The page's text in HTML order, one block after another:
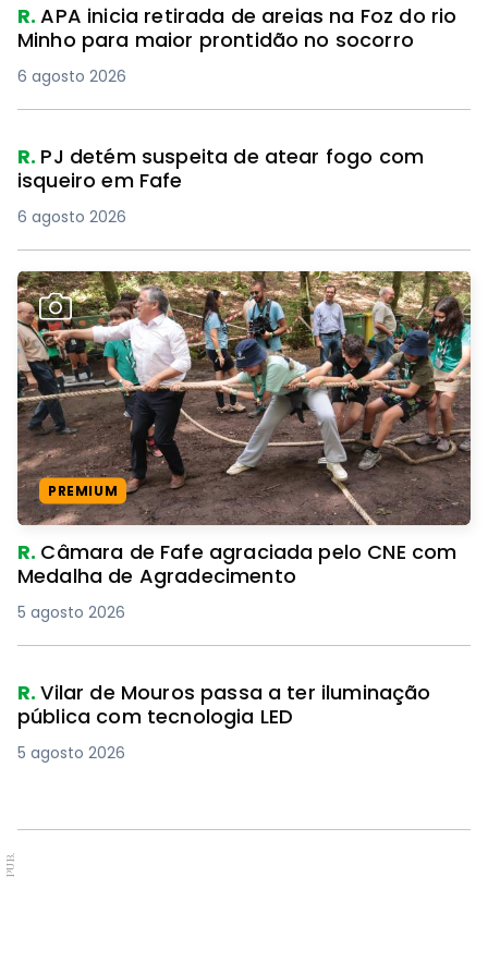
R.APA inicia retirada de areias na Foz do rio
Minho para maior prontidão no socorro
6 agosto 2026
R. PJ detém suspeita de atear fogo com
isqueiro em Fafe
6 agosto 2026
PREMIUM
R. Câmara de Fafe agraciada pelo CNE com
Medalha de Agradecimento
5 agosto 2026
R.Vilar de Mouros passa a ter iluminação
pública com tecnologia LED
5 agosto 2026
PUB.